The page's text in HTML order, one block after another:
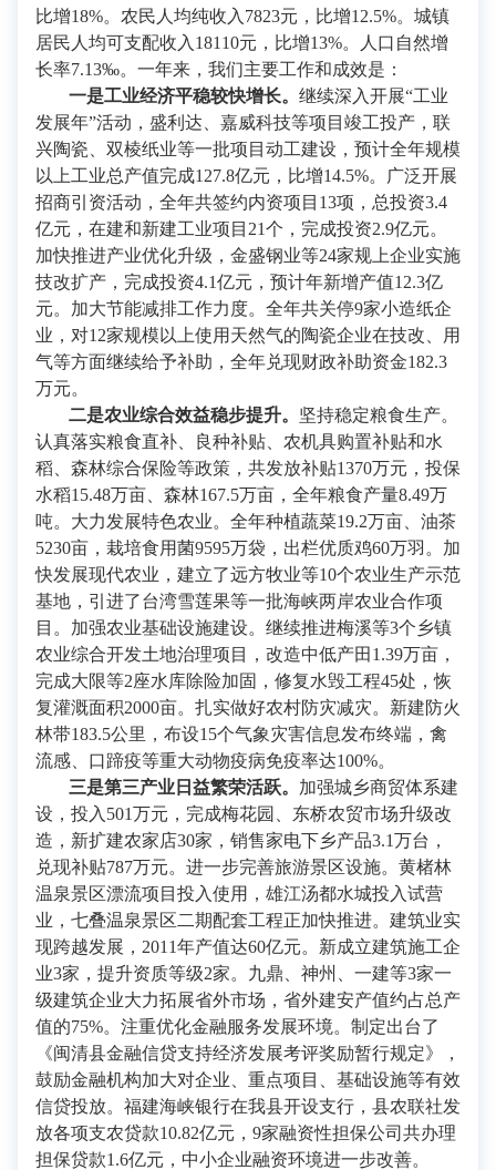
比增18%。农民人均纯收入7823元，比增12.5%。城镇
居民人均可支配收入18110元，比增13%。人口自然增
长率7.13‰。一年来，我们主要工作和成效是：
一是工业经济平稳较快增长。 继续深入开展“工业
发展年”活动，盛利达、嘉威科技等项目竣工投产，联
兴陶瓷、双棱纸业等一批项目动工建设，预计全年规模
以上工业总产值完成127.8亿元，比增14.5%。广泛开展
招商引资活动，全年共签约内资项目13项，总投资3.4
亿元，在建和新建工业项目21个，完成投资2.9亿元。
加快推进产业优化升级，金盛钢业等24家规上企业实施
技改扩产，完成投资4.1亿元，预计年新增产值12.3亿
元。加大节能减排工作力度。全年共关停9家小造纸企
业，对12家规模以上使用天然气的陶瓷企业在技改、用
气等方面继续给予补助，全年兑现财政补助资金182.3
万元。
二是农业综合效益稳步提升。 坚持稳定粮食生产。
认真落实粮食直补、良种补贴、农机具购置补贴和水
稻、森林综合保险等政策，共发放补贴1370万元，投保
水稻15.48万亩、森林167.5万亩，全年粮食产量8.49万
吨。大力发展特色农业。全年种植蔬菜19.2万亩、油茶
5230亩，栽培食用菌9595万袋，出栏优质鸡60万羽。加
快发展现代农业，建立了远方牧业等10个农业生产示范
基地，引进了台湾雪莲果等一批海峡两岸农业合作项
目。加强农业基础设施建设。继续推进梅溪等3个乡镇
农业综合开发土地治理项目，改造中低产田1.39万亩，
完成大限等2座水库除险加固，修复水毁工程45处，恢
复灌溉面积2000亩。扎实做好农村防灾减灾。新建防火
林带183.5公里，布设15个气象灾害信息发布终端，禽
流感、口蹄疫等重大动物疫病免疫率达100%。
三是第三产业日益繁荣活跃。 加强城乡商贸体系建
设，投入501万元，完成梅花园、东桥农贸市场升级改
造，新扩建农家店30家，销售家电下乡产品3.1万台，
兑现补贴787万元。进一步完善旅游景区设施。黄楮林
温泉景区漂流项目投入使用，雄江汤都水城投入试营
业，七叠温泉景区二期配套工程正加快推进。建筑业实
现跨越发展，2011年产值达60亿元。新成立建筑施工企
业3家，提升资质等级2家。九鼎、神州、一建等3家一
级建筑企业大力拓展省外市场，省外建安产值约占总产
值的75%。注重优化金融服务发展环境。制定出台了
《闽清县金融信贷支持经济发展考评奖励暂行规定》，
鼓励金融机构加大对企业、重点项目、基础设施等有效
信贷投放。福建海峡银行在我县开设支行，县农联社发
放各项支农贷款10.82亿元，9家融资性担保公司共办理
担保贷款1.6亿元，中小企业融资环境进一步改善。